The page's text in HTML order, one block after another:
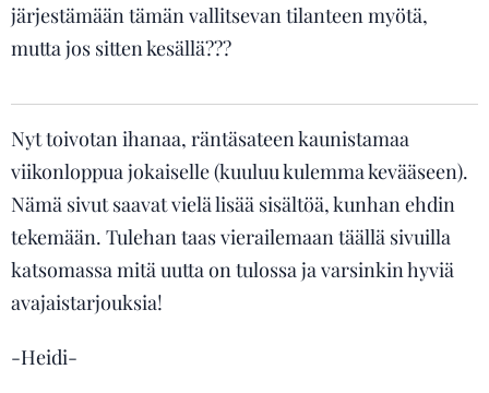
järjestämään tämän vallitsevan tilanteen myötä,
mutta jos sitten kesällä???
Nyt toivotan ihanaa, räntäsateen kaunistamaa
viikonloppua jokaiselle (kuuluu kulemma kevääseen).
Nämä sivut saavat vielä lisää sisältöä, kunhan ehdin
tekemään. Tulehan taas vierailemaan täällä sivuilla
katsomassa mitä uutta on tulossa ja varsinkin hyviä
avajaistarjouksia!
-Heidi-